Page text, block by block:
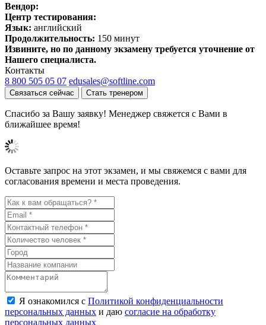
Вендор:
Центр тестирования:
Язык: английский
Продолжительность: 150 минут
Извините, но по данному экзамену требуется уточнение от
Нашего специалиста.
Контакты
8 800 505 05 07 edusales@softline.com
Связаться сейчас Стать тренером
Спасибо за Вашу заявку! Менеджер свяжется с Вами в
ближайшее время!
Оставьте запрос на этот экзамен, и мы свяжемся с вами для
согласования времени и места проведения.
Я ознакомился с Политикой конфиденциальности
персональных данных и даю согласие на обработку
персональных данных